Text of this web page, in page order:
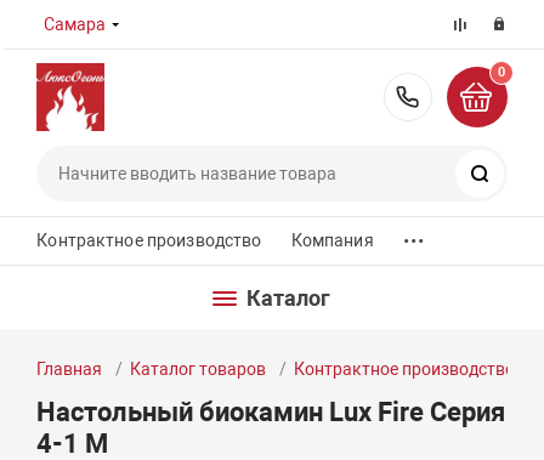
Самара
8 (800)
0
Контрактное производство Компания ...
Каталог
Главная Каталог товаров Контрактное производство
Настольный биокамин Lux Fire Серия
4-1 M